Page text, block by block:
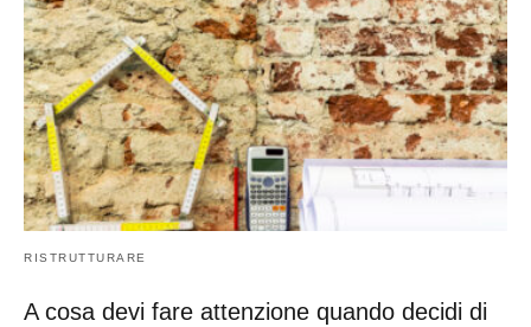
RISTRUTTURARE
A cosa devi fare attenzione quando decidi di